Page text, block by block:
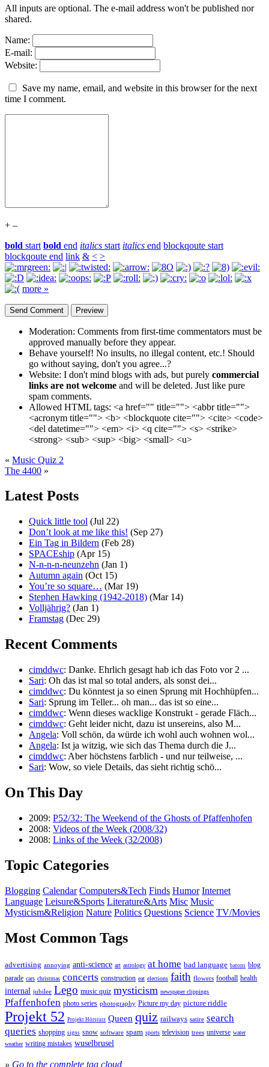
All inputs are optional. The e-mail address won't be published nor
shared.
Name:
E-mail:
Website:
Save my name, email, and website in this browser for the next
time I comment.
+ –
bold start bold end italics start italics end blockqoute start
blockqoute end link & < >
more »
Moderation: Comments from first-time commentators must be
approved manually before they appear.
Behave yourself! No insults, no illegal content, etc.! Should
go without saying, don't you agree...?
Website: I don't mind blogs with ads, but purely commercial
links are not welcome and will be deleted. Just like pure
spam comments.
Allowed HTML tags: <a href="" title=""> <abbr title="">
<acronym title=""> <b> <blockquote cite=""> <cite> <code>
<del datetime=""> <em> <i> <q cite=""> <s> <strike>
<strong> <sub> <sup> <big> <small> <u>
« Music Quiz 2
The 4400 »
Latest Posts
Quick little tool (Jul 22)
Don’t look at me like this! (Sep 27)
Ein Tag in Bildern (Feb 28)
SPACEship (Apr 15)
N-n-n-n-neunzehn (Jan 1)
Autumn again (Oct 15)
You’re so square… (Mar 19)
Stephen Hawking (1942-2018) (Mar 14)
Volljährig? (Jan 1)
Framstag (Dec 29)
Recent Comments
cimddwc: Danke. Ehrlich gesagt hab ich das Foto vor 2 ...
Sari: Oh das ist mal so total anders, als sonst dei...
cimddwc: Du könntest ja so einen Sprung mit Hochhüpfen...
Sari: Sprung im Teller... oh man... das ist so eine...
cimddwc: Wenn dieses wacklige Konstrukt - gerade Fläch...
cimddwc: Geht leider nicht, dazu ist unsereins, also M...
Angela: Voll schön, da würde ich wohl auch wohnen wol...
Angela: Ist ja witzig, wie sich das Thema durch die J...
cimddwc: Aber höchstens farblich - und nur teilweise, ...
Sari: Wow, so viele Details, das sieht richtig schö...
On This Day
2009: P52/32: The Weekend of the Ghosts of Pfaffenhofen
2008: Videos of the Week (2008/32)
2008: Links of the Week (32/2008)
Topic Categories
Blogging Calendar Computers&Tech Finds Humor Internet
Language Leisure&Sports Literature&Arts Misc Music
Mysticism&Religion Nature Politics Questions Science TV/Movies
Most Common Tags
advertising annoying anti-science art astrology at home bad language batons blog
parade cars christmas concerts construction eat elections faith flowers football health
internal jubilee Lego music quiz mysticism newspaper clippings
Pfaffenhofen photo series photography Picture my day picture riddle
Projekt 52 Projekt Hörsturz Queen quiz railways satire search
queries shopping signs snow software spam sports television trees universe water
weather writing mistakes wuselbrusel
» Go to the complete tag cloud